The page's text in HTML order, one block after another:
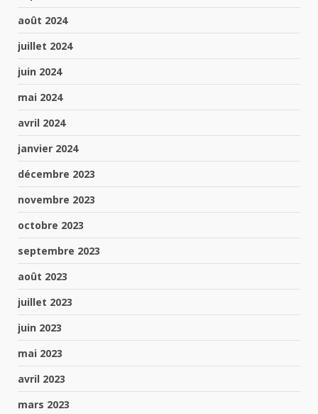
août 2024
juillet 2024
juin 2024
mai 2024
avril 2024
janvier 2024
décembre 2023
novembre 2023
octobre 2023
septembre 2023
août 2023
juillet 2023
juin 2023
mai 2023
avril 2023
mars 2023